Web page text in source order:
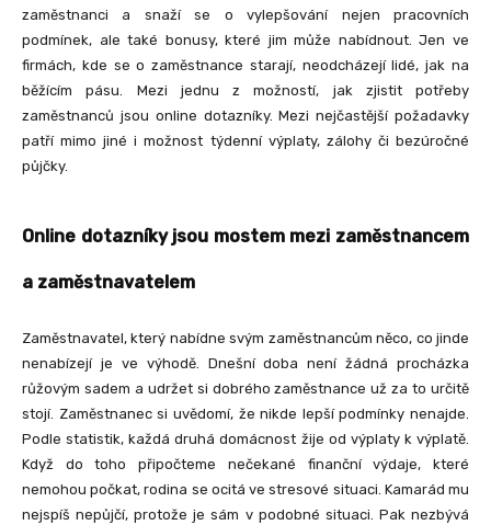
zaměstnanci a snaží se o vylepšování nejen pracovních
podmínek, ale také bonusy, které jim může nabídnout. Jen ve
firmách, kde se o zaměstnance starají, neodcházejí lidé, jak na
běžícím pásu. Mezi jednu z možností, jak zjistit potřeby
zaměstnanců jsou online dotazníky. Mezi nejčastější požadavky
patří mimo jiné i možnost týdenní výplaty, zálohy či bezúročné
půjčky.
Online dotazníky jsou mostem mezi zaměstnancem
a zaměstnavatelem
Zaměstnavatel, který nabídne svým zaměstnancům něco, co jinde
nenabízejí je ve výhodě. Dnešní doba není žádná procházka
růžovým sadem a udržet si dobrého zaměstnance už za to určitě
stojí. Zaměstnanec si uvědomí, že nikde lepší podmínky nenajde.
Podle statistik, každá druhá domácnost žije od výplaty k výplatě.
Když do toho připočteme nečekané finanční výdaje, které
nemohou počkat, rodina se ocitá ve stresové situaci. Kamarád mu
nejspíš nepůjčí, protože je sám v podobné situaci. Pak nezbývá